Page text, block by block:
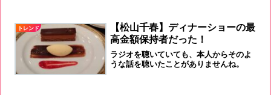
トレンド
【松山千春】ディナーショーの最
高金額保持者だった！
ラジオを聴いていても、本人からそのよ
うな話を聴いたことがありませんね。